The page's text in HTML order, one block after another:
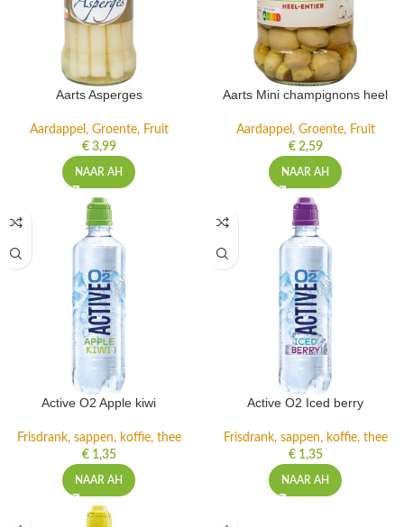
Aarts Asperges
Aardappel, Groente, Fruit
€3,99
NAAR AH
Aarts Mini champignons heel
Aardappel, Groente, Fruit
€2,59
NAAR AH
Active O2 Apple kiwi
Frisdrank, sappen, koffie, thee
€1,35
NAAR AH
Active O2 Iced berry
Frisdrank, sappen, koffie, thee
€1,35
NAAR AH